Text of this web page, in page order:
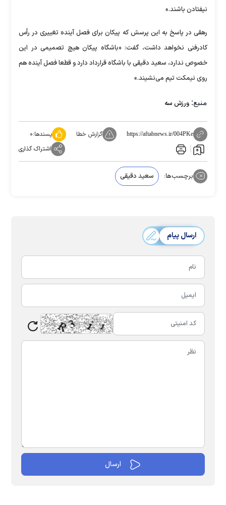
نیفتادن باشند.»
رهقی در پاسخ به این پرسش که پیکان برای فصل آینده تغییری در رأس
کادرفنی نخواهد داشت، گفت: «باشگاه پیکان هیچ تصمیمی در این
خصوص ندارد، سعید دقیقی با باشگاه قرارداد دارد و قطعا فصل آینده هم
روی نیمکت تیم می‌نشیند.»
منبع: ورزش سه
https://aftabnews.ir/004PKe گزارش خطا پسندها:۰
اشتراک گذاری
برچسب‌ها: سعید دقیقی
ارسال پیام